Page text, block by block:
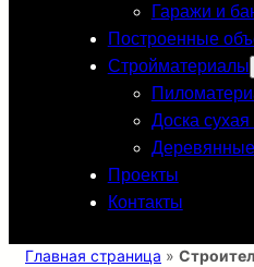
Гаражи и
Построенные
Стройматериалы
Доска сухая
Проекты
Контакты
Главная страница »